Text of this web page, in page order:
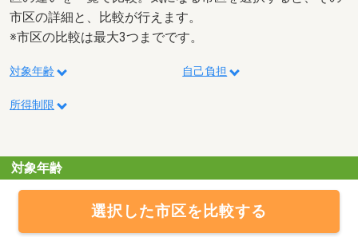
市区の詳細と、比較が行えます。
※市区の比較は最大3つまでです。
対象年齢 自己負担
所得制限
対象年齢
選択した市区を比較する